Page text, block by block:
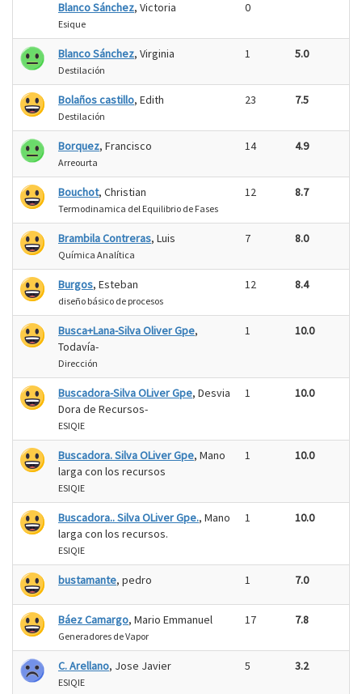
Blanco Sánchez, Victoria
Esique
0
Blanco Sánchez, Virginia
Destilación
1 5.0
Bolaños castillo, Edith
Destilación
23 7.5
Borquez, Francisco
Arreourta
14 4.9
Bouchot, Christian
Termodinamica del Equilibrio de Fases
12 8.7
Brambila Contreras, Luis
Química Analítica
7 8.0
Burgos, Esteban
diseño básico de procesos
12 8.4
Busca+Lana-Silva Oliver Gpe,
Todavía-
Dirección
1 10.0
Buscadora-Silva OLiver Gpe, Desvia
Dora de Recursos-
ESIQIE
1 10.0
Buscadora. Silva OLiver Gpe, Mano
larga con los recursos
ESIQIE
1 10.0
Buscadora.. Silva OLiver Gpe., Mano
larga con los recursos.
ESIQIE
1 10.0
bustamante, pedro 1 7.0
Báez Camargo, Mario Emmanuel
Generadores de Vapor
17 7.8
C. Arellano, Jose Javier
ESIQIE
5 3.2